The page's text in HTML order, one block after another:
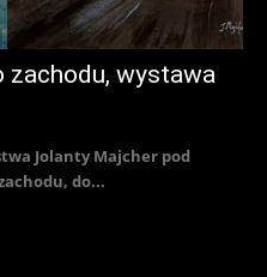
zachodu, wystawa
Jolanty Majcher pod
do...